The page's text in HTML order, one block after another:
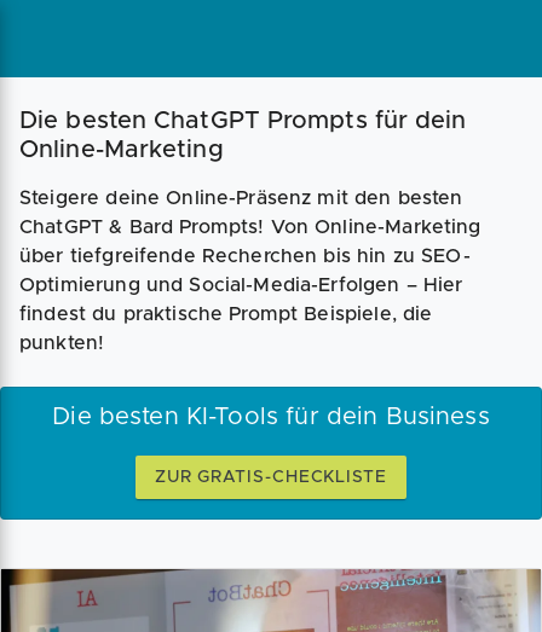
Die besten ChatGPT Prompts für dein
Online-Marketing
Steigere deine Online-Präsenz mit den besten
ChatGPT & Bard Prompts! Von Online-Marketing
über tiefgreifende Recherchen bis hin zu SEO-
Optimierung und Social-Media-Erfolgen – Hier
findest du praktische Prompt Beispiele, die
punkten!
Die besten KI-Tools für dein Business
ZUR GRATIS-CHECKLISTE